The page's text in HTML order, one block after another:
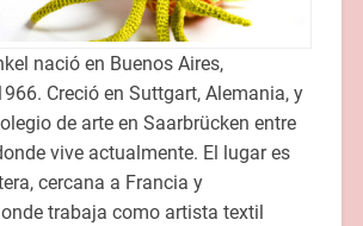
nació en Buenos Aires,
Creció en Suttgart, Alemania, y
de arte en Saarbrücken entre
vive actualmente. El lugar es
cercana a Francia y
trabaja como artista textil